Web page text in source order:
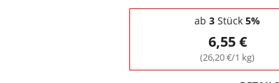
Staffelpreise - Mengenrabatt
ab 3 Stück 5%
6,55 €
(26,20 €/1 kg)